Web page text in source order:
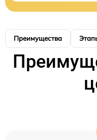
Преимущества